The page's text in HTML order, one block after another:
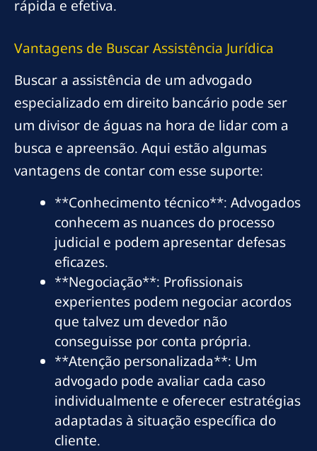
rápida e efetiva.
Vantagens de Buscar Assistência Jurídica
Buscar a assistência de um advogado
especializado em direito bancário pode ser
um divisor de águas na hora de lidar com a
busca e apreensão. Aqui estão algumas
vantagens de contar com esse suporte:
**Conhecimento técnico**: Advogados
conhecem as nuances do processo
judicial e podem apresentar defesas
eficazes.
**Negociação**: Profissionais
experientes podem negociar acordos
que talvez um devedor não
conseguisse por conta própria.
**Atenção personalizada**: Um
advogado pode avaliar cada caso
individualmente e oferecer estratégias
adaptadas à situação específica do
cliente.